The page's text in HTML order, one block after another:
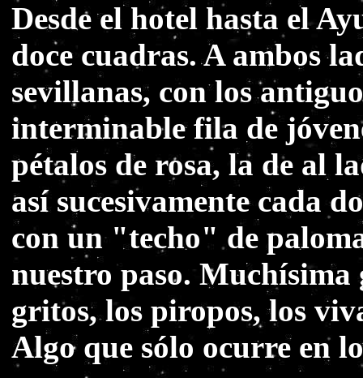
Desde el hotel hasta el
doce cuadras. A ambos
sevillanas, con los
interminable fila de
pétalos de rosa, la de al
así sucesivamente cada
con un "techo" de
nuestro paso. Muchísima
gritos, los piropos, los
Algo que sólo ocurre en